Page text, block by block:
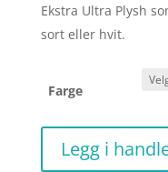
Ekstra Ultra Plysh
sort eller hvit.
Farge
UltraLegg i